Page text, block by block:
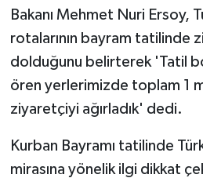
Bakanı Mehmet Nuri Ersoy,
rotalarının bayram tatilinde
dolduğunu belirterek 'Tatil
ören yerlerimizde toplam 1
ziyaretçiyi ağırladık' dedi.
Kurban Bayramı tatilinde
mirasına yönelik ilgi dikkat